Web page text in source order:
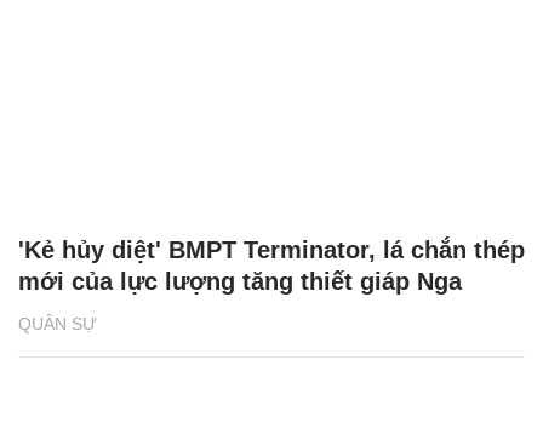
QUÂN SỰ
'Kẻ hủy diệt' BMPT Terminator, lá chắn thép
mới của lực lượng tăng thiết giáp Nga